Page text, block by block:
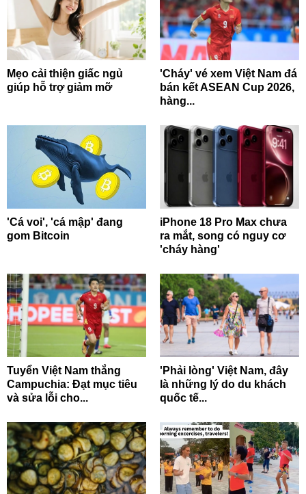
Mẹo cải thiện giấc ngủ
giúp hỗ trợ giảm mỡ
'Cháy' vé xem Việt Nam đá
bán kết ASEAN Cup 2026,
hàng...
'Cá voi', 'cá mập' đang
gom Bitcoin
iPhone 18 Pro Max chưa
ra mắt, song có nguy cơ
'cháy hàng'
Tuyển Việt Nam thắng
Campuchia: Đạt mục tiêu
và sửa lỗi cho...
'Phải lòng' Việt Nam, đây
là những lý do du khách
quốc tế...